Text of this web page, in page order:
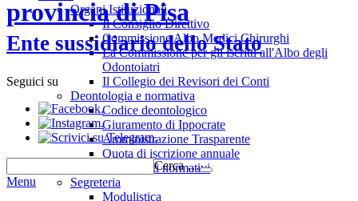
provincia di Pisa
Ente sussidiario dello Stato
Seguici su
.
.
.
Cerca …
Menu
Organi Istituzionali
Il Consiglio Direttivo
Commissione Albo Medici Chirurghi
La Commissione per gli iscritti all'Albo degli
Odontoiatri
Il Collegio dei Revisori dei Conti
Deontologia e normativa
Codice deontologico
Giuramento di Ippocrate
Amministrazione Trasparente
Quota di iscrizione annuale
Riferimenti normativi
Segreteria
Modulistica